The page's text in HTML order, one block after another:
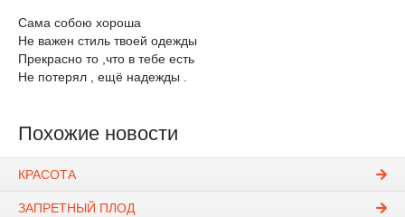
Сама собою хороша
Не важен стиль твоей одежды
Прекрасно то ,что в тебе есть
Не потерял , ещё надежды .
Похожие новости
КРАСОТА
ЗАПРЕТНЫЙ ПЛОД